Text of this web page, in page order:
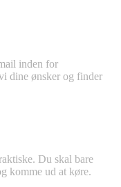
inden for
dine ønsker og finder
Du skal bare
komme ud at køre.